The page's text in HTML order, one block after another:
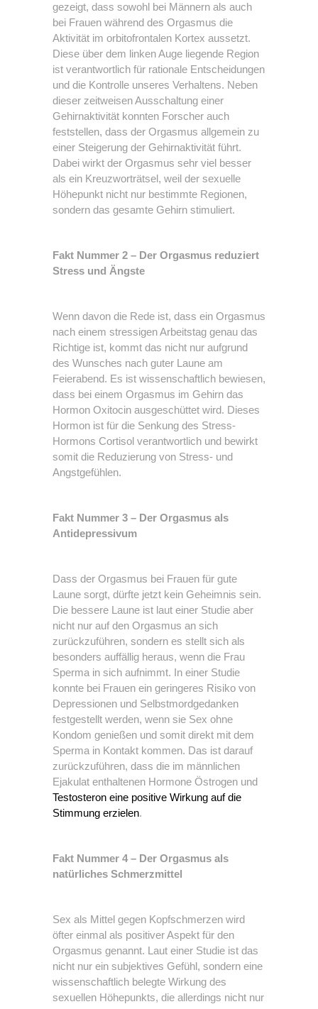
gezeigt, dass sowohl bei Männern als auch
bei Frauen während des Orgasmus die
Aktivität im orbitofrontalen Kortex aussetzt.
Diese über dem linken Auge liegende Region
ist verantwortlich für rationale Entscheidungen
und die Kontrolle unseres Verhaltens. Neben
dieser zeitweisen Ausschaltung einer
Gehirnaktivität konnten Forscher auch
feststellen, dass der Orgasmus allgemein zu
einer Steigerung der Gehirnaktivität führt.
Dabei wirkt der Orgasmus sehr viel besser
als ein Kreuzworträtsel, weil der sexuelle
Höhepunkt nicht nur bestimmte Regionen,
sondern das gesamte Gehirn stimuliert.
Fakt Nummer 2 – Der Orgasmus reduziert
Stress und Ängste
Wenn davon die Rede ist, dass ein Orgasmus
nach einem stressigen Arbeitstag genau das
Richtige ist, kommt das nicht nur aufgrund
des Wunsches nach guter Laune am
Feierabend. Es ist wissenschaftlich bewiesen,
dass bei einem Orgasmus im Gehirn das
Hormon Oxitocin ausgeschüttet wird. Dieses
Hormon ist für die Senkung des Stress-
Hormons Cortisol verantwortlich und bewirkt
somit die Reduzierung von Stress- und
Angstgefühlen.
Fakt Nummer 3 – Der Orgasmus als
Antidepressivum
Dass der Orgasmus bei Frauen für gute
Laune sorgt, dürfte jetzt kein Geheimnis sein.
Die bessere Laune ist laut einer Studie aber
nicht nur auf den Orgasmus an sich
zurückzuführen, sondern es stellt sich als
besonders auffällig heraus, wenn die Frau
Sperma in sich aufnimmt. In einer Studie
konnte bei Frauen ein geringeres Risiko von
Depressionen und Selbstmordgedanken
festgestellt werden, wenn sie Sex ohne
Kondom genießen und somit direkt mit dem
Sperma in Kontakt kommen. Das ist darauf
zurückzuführen, dass die im männlichen
Ejakulat enthaltenen Hormone Östrogen und
Testosteron eine positive Wirkung auf die
Stimmung erzielen.
Fakt Nummer 4 – Der Orgasmus als
natürliches Schmerzmittel
Sex als Mittel gegen Kopfschmerzen wird
öfter einmal als positiver Aspekt für den
Orgasmus genannt. Laut einer Studie ist das
nicht nur ein subjektives Gefühl, sondern eine
wissenschaftlich belegte Wirkung des
sexuellen Höhepunkts, die allerdings nicht nur